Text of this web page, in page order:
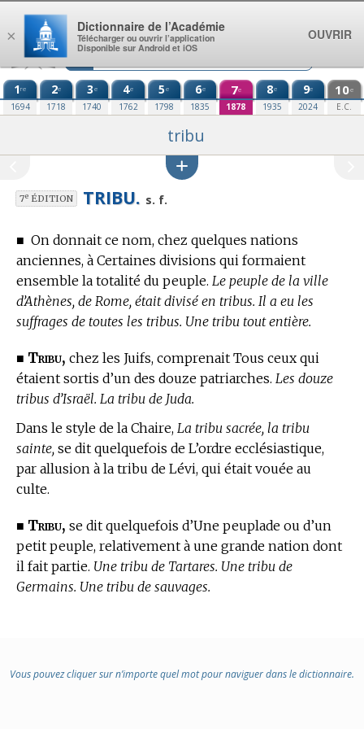
Aller au contenu
1re
1694
2e
1718
3e
1740
4e
1762
5e
1798
6e
1835
7e
1878
8e
1935
9e
2024
10e
E.C.
tribu
7eÉDITION TRIBU. s. f.
■ On donnait ce nom, chez quelques nations
anciennes, à Certaines divisions qui formaient
ensemble la totalité du peuple. Le peuple de la ville
d’Athènes, de Rome, était divisé en tribus. Il a eu les
suffrages de toutes les tribus. Une tribu tout entière.
■ Tribu, chez les Juifs, comprenait Tous ceux qui
étaient sortis d’un des douze patriarches. Les douze
tribus d’Israël. La tribu de Juda.
Dans le style de la Chaire, La tribu sacrée, la tribu
sainte, se dit quelquefois de L’ordre ecclésiastique,
par allusion à la tribu de Lévi, qui était vouée au
culte.
■ Tribu, se dit quelquefois d’Une peuplade ou d’un
petit peuple, relativement à une grande nation dont
il fait partie. Une tribu de Tartares. Une tribu de
Germains. Une tribu de sauvages.
Vous pouvez cliquer sur n’importe quel mot pour naviguer dans le dictionnaire.
×
Dictionnaire de l’Académie
Télécharger ou ouvrir l’application
Disponible sur Android et iOS
OUVRIR